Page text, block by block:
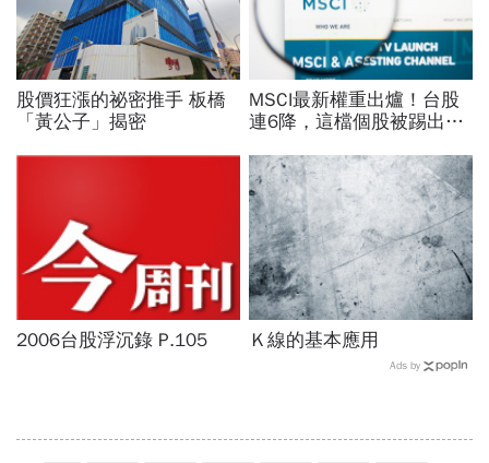
股價狂漲的祕密推手 板橋
「黃公子」揭密
MSCI最新權重出爐！台股
連6降，這檔個股被踢出指
2006台股浮沉錄 P.105 Ｋ線的基本應用
Ads by